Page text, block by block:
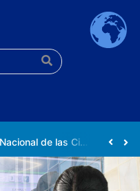
Universidad Nacional de las Ciencias impulsa vocaciones científicas en la Expoferia de Oportunidades de Estudio 2026